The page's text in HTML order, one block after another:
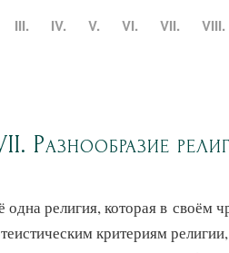
III. IV. V. VI. VII. VIII.
Разнообразие
религия, которая в своём
критериям